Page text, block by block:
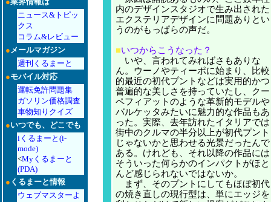
ニュース&トピッ
クス
コラム&レビュー
●メールマガジン
週刊くるまーと
●モバイル対応
運転免許問題集
ガソリン価格調査
車物知りクイズ
●いつでも、どこでも
iくるまーと(i-
mode)
<Myくるまーと
(PDA)
● くるまーと情報
ウェブマスターよ
内のデザインスタジオで生み出された
エクステリアデザインに問題ありとい
うのがもっぱらの声だ。
■いつからこうなった？
いや、言われてみればさもありな
ん。ウーノやティーポに始まり、比較
的最近の初代プントなどは実用的かつ
普遍的な美しさを持っていたし、クー
ペフィアットのような革新的モデルや
バルケッタみたいに魅力的な作品もあ
った。実際、去年訪れたイタリアでは
街中のクルマの半分以上が初代プント
じゃないかと思わせる光景だったんで
ある。けれども、それ以降の作品には
そういった何らかのインパクトがほと
んど感じられないではないか。
まず、そのプントにしてもほぼ初代
の焼き直しの現行型は、単にエッジを